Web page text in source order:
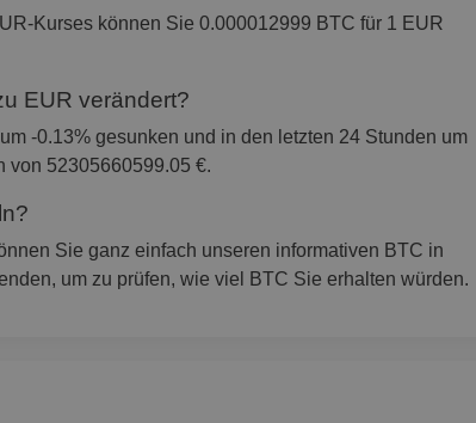
Kurses können Sie 0.000012999 BTC für 1 EUR
EUR verändert?
-0.13% gesunken und in den letzten 24 Stunden um
von 52305660599.05 €.
Sie ganz einfach unseren informativen BTC in
um zu prüfen, wie viel BTC Sie erhalten würden.